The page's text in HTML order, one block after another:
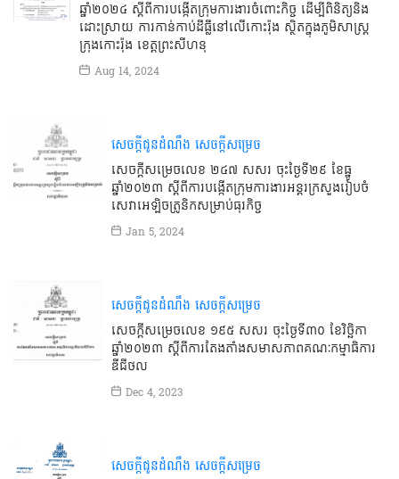
ឆ្នាំ២០២៤ ស្ដីពីការបង្កើតក្រុមការងារចំពោះកិច្ច​ ដើម្បីពិនិត្យនិង
ដោះស្រាយ​ ការកាន់កាប់ដីធ្លីនៅលើកោះរ៉ុង​ ស្ថិតក្នុងភូមិសាស្រ្ត
ក្រុងកោះរ៉ុង​ ខេត្តព្រះសីហនុ​
Aug 14, 2024
សេចក្តីជូនដំណឹង សេចក្តីសម្រេច
សេចក្ដីសម្រេចលេខ ២៤៧ សសរ ចុះថ្ងៃទី២៩ ខែធ្នូ
ឆ្នាំ២០២៣ ស្ដីពីការបង្កើតក្រុមការងារអន្តរក្រសួងរៀបចំ
សេវាអេឡិចត្រូនិកសម្រាប់ធុរកិច្ច
Jan 5, 2024
សេចក្តីជូនដំណឹង សេចក្តីសម្រេច
សេចក្ដីសម្រេចលេខ ១៩៥ សសរ ចុះថ្ងៃទី៣០ ខែវិច្ឆិកា
ឆ្នាំ២០២៣ ស្ដីពីការតែងតាំងសមាសភាពគណៈកម្មាធិការ
ឌីជីថល
Dec 4, 2023
សេចក្តីជូនដំណឹង សេចក្តីសម្រេច